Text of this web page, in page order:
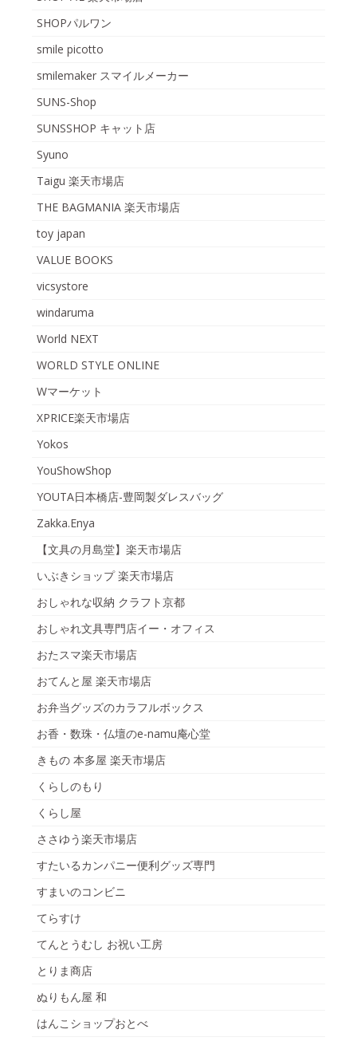
SHOPパルワン
smile picotto
smilemaker スマイルメーカー
SUNS-Shop
SUNSSHOP キャット店
Syuno
Taigu 楽天市場店
THE BAGMANIA 楽天市場店
toy japan
VALUE BOOKS
vicsystore
windaruma
World NEXT
WORLD STYLE ONLINE
Wマーケット
XPRICE楽天市場店
Yokos
YouShowShop
YOUTA日本橋店-豊岡製ダレスバッグ
Zakka.Enya
【文具の月島堂】楽天市場店
いぶきショップ 楽天市場店
おしゃれな収納 クラフト京都
おしゃれ文具専門店イー・オフィス
おたスマ楽天市場店
おてんと屋 楽天市場店
お弁当グッズのカラフルボックス
お香・数珠・仏壇のe-namu庵心堂
きもの 本多屋 楽天市場店
くらしのもり
くらし屋
ささゆう楽天市場店
すたいるカンパニー便利グッズ専門
すまいのコンビニ
てらすけ
てんとうむし お祝い工房
とりま商店
ぬりもん屋 和
はんこショップおとべ